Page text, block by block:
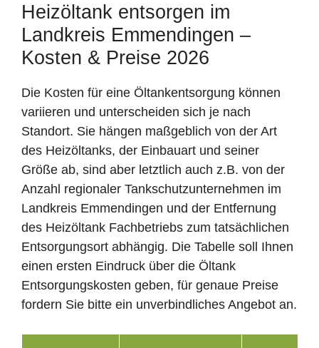
Heizöltank entsorgen im
Landkreis Emmendingen –
Kosten & Preise 2026
Die Kosten für eine Öltankentsorgung können
variieren und unterscheiden sich je nach
Standort. Sie hängen maßgeblich von der Art
des Heizöltanks, der Einbauart und seiner
Größe ab, sind aber letztlich auch z.B. von der
Anzahl regionaler Tankschutzunternehmen im
Landkreis Emmendingen und der Entfernung
des Heizöltank Fachbetriebs zum tatsächlichen
Entsorgungsort abhängig. Die Tabelle soll Ihnen
einen ersten Eindruck über die Öltank
Entsorgungskosten geben, für genaue Preise
fordern Sie bitte ein unverbindliches Angebot an.